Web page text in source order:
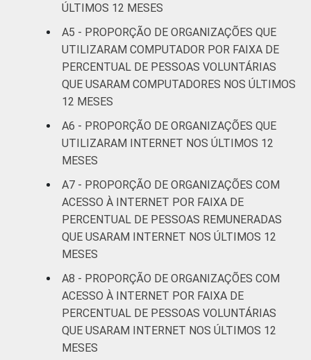
lucrativos que declararam possuir
computador e que acessaram a Internet em
que os respondentes sabem o tipo de
conexão que possuem. Dados coletados
entre outubro de 2013 e abril de 2014.
Fonte: NIC.br - out 2013 / abr 2014
ÚLTIMOS 12 MESES
A5 - PROPORÇÃO DE ORGANIZAÇÕES QUE
UTILIZARAM COMPUTADOR POR FAIXA DE
PERCENTUAL DE PESSOAS VOLUNTÁRIAS
QUE USARAM COMPUTADORES NOS ÚLTIMOS
12 MESES
A6 - PROPORÇÃO DE ORGANIZAÇÕES QUE
UTILIZARAM INTERNET NOS ÚLTIMOS 12
MESES
A7 - PROPORÇÃO DE ORGANIZAÇÕES COM
ACESSO À INTERNET POR FAIXA DE
PERCENTUAL DE PESSOAS REMUNERADAS
QUE USARAM INTERNET NOS ÚLTIMOS 12
MESES
A8 - PROPORÇÃO DE ORGANIZAÇÕES COM
ACESSO À INTERNET POR FAIXA DE
PERCENTUAL DE PESSOAS VOLUNTÁRIAS
QUE USARAM INTERNET NOS ÚLTIMOS 12
MESES